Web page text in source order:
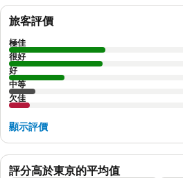
評分高於東京的平均值
旅客評價
極佳
很好
好
中等
欠佳
顯示評價